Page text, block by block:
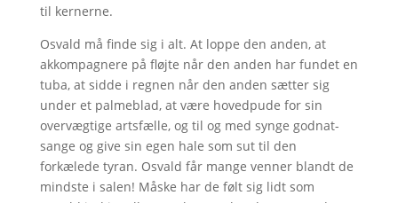
til kernerne.
Osvald må finde sig i alt. At loppe den anden, at
akkompagnere på fløjte når den anden har fundet en
tuba, at sidde i regnen når den anden sætter sig
under et palmeblad, at være hovedpude for sin
overvægtige artsfælle, og til og med synge godnat-
sange og give sin egen hale som sut til den
forkælede tyran. Osvald får mange venner blandt de
mindste i salen! Måske har de følt sig lidt som